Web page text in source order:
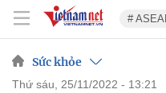
#
Sức khỏe
thứ sáu, 25/11/2022 - 13:21